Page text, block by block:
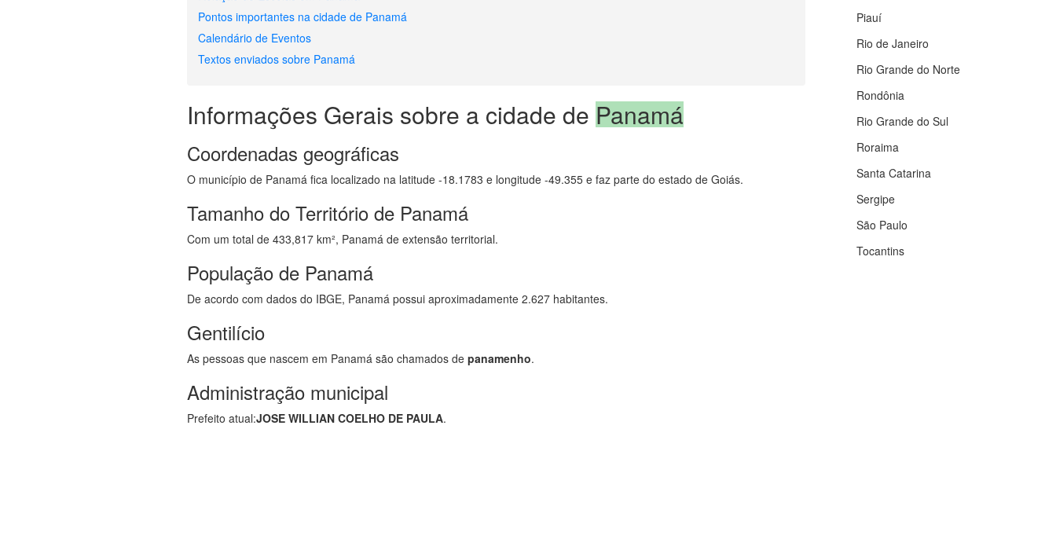
Pontos importantes na cidade de Panamá
Calendário de Eventos
Textos enviados sobre Panamá
Informações Gerais sobre a cidade de Panamá
Coordenadas geográficas
O município de Panamá fica localizado na latitude -18.1783 e longitude -49.355 e faz parte do estado de Goiás.
Tamanho do Território de Panamá
Com um total de 433,817 km², Panamá de extensão territorial.
População de Panamá
De acordo com dados do IBGE, Panamá possui aproximadamente 2.627 habitantes.
Gentilício
As pessoas que nascem em Panamá são chamados depanamenho.
Administração municipal
Prefeito atual:JOSE WILLIAN COELHO DE PAULA.
Piauí
Rio de Janeiro
Rio Grande do Norte
Rondônia
Rio Grande do Sul
Roraima
Santa Catarina
Sergipe
São Paulo
Tocantins